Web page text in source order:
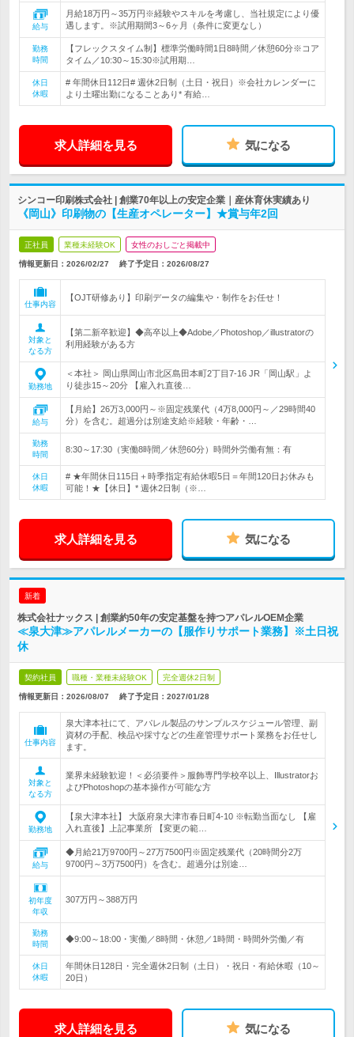
給与
月給18万円～35万円※経験やスキルを考慮し、当社規定により優
遇します。※試用期間3～6ヶ月（条件に変更なし）
勤務
時間
【フレックスタイム制】標準労働時間1日8時間／休憩60分※コア
タイム／10:30～15:30※試用期…
休日
休暇
# 年間休日112日# 週休2日制（土日・祝日）※会社カレンダーに
より土曜出勤になることあり* 有給…
求人詳細を見る 気になる
シンコー印刷株式会社 | 創業70年以上の安定企業｜産休育休実績あり
《岡山》印刷物の【生産オペレーター】★賞与年2回
正社員 業種未経験OK 女性のおしごと掲載中
情報更新日：2026/02/27 終了予定日： 2026/08/27
仕事内容
【OJT研修あり】印刷データの編集や・制作をお任せ！
対象と
なる方
【第二新卒歓迎】◆高卒以上◆Adobe／Photoshop／illustratorの
利用経験がある方
勤務地
＜本社＞ 岡山県岡山市北区島田本町2丁目7-16 JR「岡山駅」よ
り徒歩15～20分 【雇入れ直後…
給与
【月給】26万3,000円～※固定残業代（4万8,000円～／29時間40
分）を含む。超過分は別途支給※経験・年齢・…
勤務
時間
8:30～17:30（実働8時間／休憩60分）時間外労働有無：有
休日
休暇
# ★年間休日115日＋時季指定有給休暇5日＝年間120日お休みも
可能！★【休日】* 週休2日制（※…
求人詳細を見る 気になる
新着
株式会社ナックス | 創業約50年の安定基盤を持つアパレルOEM企業
≪泉大津≫アパレルメーカーの【服作りサポート業務】※土日祝
休
契約社員 職種・業種未経験OK 完全週休2日制
情報更新日：2026/08/07 終了予定日： 2027/01/28
仕事内容
泉大津本社にて、アパレル製品のサンプルスケジュール管理、副
資材の手配、検品や採寸などの生産管理サポート業務をお任せし
ます。
対象と
なる方
業界未経験歓迎！＜必須要件＞服飾専門学校卒以上、Illustratorお
よびPhotoshopの基本操作が可能な方
勤務地
【泉大津本社】 大阪府泉大津市春日町4-10 ※転勤当面なし 【雇
入れ直後】上記事業所 【変更の範…
給与
◆月給21万9700円～27万7500円※固定残業代（20時間分2万
9700円～3万7500円）を含む。超過分は別途…
初年度
年収
307万円～388万円
勤務
時間
◆9:00～18:00・実働／8時間・休憩／1時間・時間外労働／有
休日
休暇
年間休日128日・完全週休2日制（土日）・祝日・有給休暇（10～
20日）
求人詳細を見る 気になる